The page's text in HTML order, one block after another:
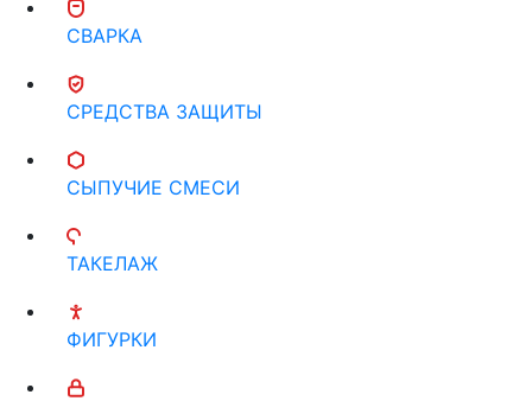
СВАРКА
СРЕДСТВА ЗАЩИТЫ
СЫПУЧИЕ СМЕСИ
ТАКЕЛАЖ
ФИГУРКИ